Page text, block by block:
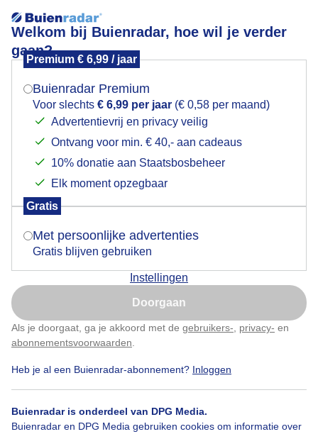
Welkom bij Buienradar, hoe wil je verder
gaan?
Premium € 6,99 / jaar
Buienradar Premium
Voor slechts € 6,99 per jaar (€ 0,58 per maand)
Advertentievrij en privacy veilig
Ontvang voor min. € 40,- aan cadeaus
10% donatie aan Staatsbosbeheer
Elk moment opzegbaar
Gratis
Met persoonlijke advertenties
Gratis blijven gebruiken
Instellingen
Doorgaan
Als je doorgaat, ga je akkoord met de gebruikers- privacy- en
abonnementsvoorwaarden
Heb je al een Buienradar-abonnement? Inloggen
Buienradar is onderdeel van DPG Media.
Buienradar en DPG Media gebruiken cookies om informatie over
Regen
Door: ria brasser
Mogen we je locatie gebruiken voor het
Indien je hier nog geen akkoord op hebt gegeven,
verschijnt er zo een pop-up uit je browser waarin
Is goed, toon de popup
Nu niet, misschien later
Klik hierom dit aan te passen